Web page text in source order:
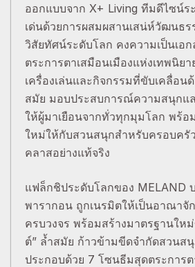
ออกแบบจาก X+ Living ทีมดีไซน์ร
เด่นด้วยการผสมผสานเสน่ห์วัฒนธ
วิสัยทัศน์ระดับโลก คงความเป็นเอ
ตระการตาเสมือนเมืองแห่งเทพนิย
เครื่องเล่นและกิจกรรมที่ขับเคลื่อน
สมัย มอบประสบการณ์ความสนุกแ
ให้ผู้มาเยือนจากทั่วทุกมุมโลก พร้อ
ใหม่ให้กับสวนสนุกสำหรับครอบครั
คลาสอย่างแท้จริง
แฟล็กชิประดับโลกของ MELAND
พารากอน ถูกเนรมิตให้เป็นอาณาจั
ครบวงจร พร้อมสร้างมาตรฐานใหม่
ต์” ล้ำสมัย ก้าวข้ามขีดจำกัดสวนส
ประกอบด้วย 7 โซนธีมสุดตระการ